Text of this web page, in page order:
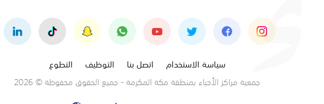
سياسة الاستخدام اتصل بنا التوظيف
التطوع
جمعية مراكز الأحياء بمنطقة مكة المكرمة - جميع الحقوق محفوظة © 2026